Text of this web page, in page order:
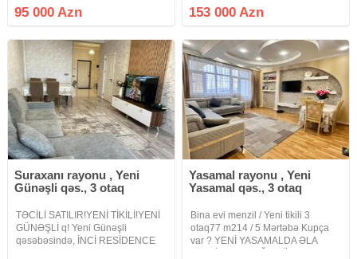
olan kupçalı, təmirli , qismən
əşyalı 2 otaqlı bina evi satılır.2
95 000 Azn
yeni tikili binanın 3-cü
mərtəbəsində yerləşən, 67 kv.m
153 000 Azn
Suraxanı rayonu , Yeni
Günəşli qəs., 3 otaq
TƏCİLİ SATILIR!YENİ TİKİLİ!YENİ
GÜNƏŞLİ q! Yeni Günəşli
qəsəbəsində, İNCİ RESİDENCE
Yasamal rayonu , Yeni
Yasamal qəs., 3 otaq
Bina evi menzil / Yeni tikili 3
otaq77 m214 / 5 Mərtəbə Kupça
var ? YENİ YASAMALDA ƏLA